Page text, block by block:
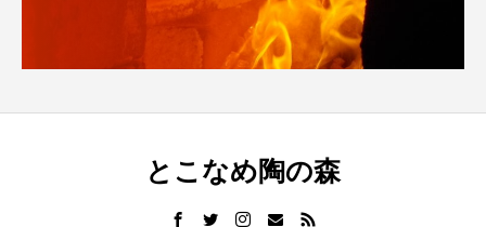
とこなめ陶の森